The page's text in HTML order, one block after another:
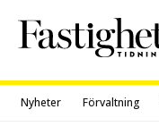
content
Nyheter Förvaltning